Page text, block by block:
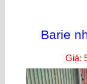
Barie
Giá: